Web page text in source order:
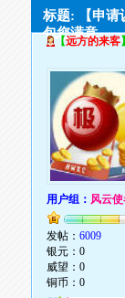
标题: 【申请
包您满意。
【远方的来客】
用户组： 风云
发帖：6009
银元：0
威望：0
铜币：0